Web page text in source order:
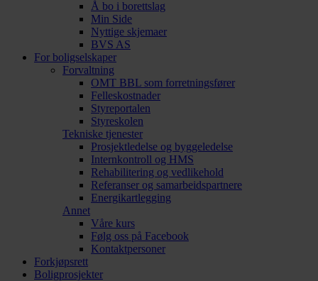
Å bo i borettslag
Min Side
Nyttige skjemaer
BVS AS
For boligselskaper
Forvaltning
OMT BBL som forretningsfører
Felleskostnader
Styreportalen
Styreskolen
Tekniske tjenester
Prosjektledelse og byggeledelse
Internkontroll og HMS
Rehabilitering og vedlikehold
Referanser og samarbeidspartnere
Energikartlegging
Annet
Våre kurs
Følg oss på Facebook
Kontaktpersoner
Forkjøpsrett
Boligprosjekter